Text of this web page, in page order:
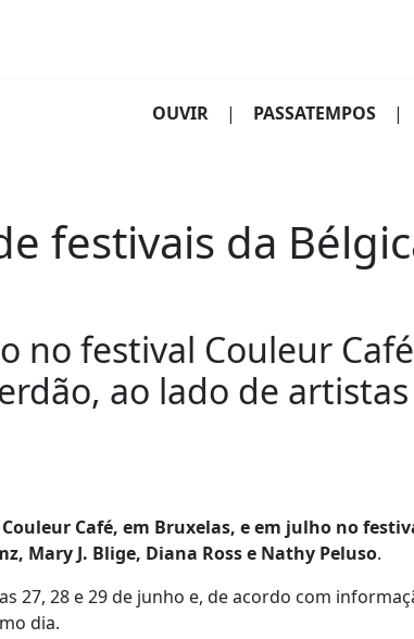
OUVIR (CURRENT)
| PASSATEMPOS |
festivais da
festival Couleur
ao lado de
Café, em Bruxelas, e em julho no
Mary J. Blige, Diana Ross e Nathy Peluso.
27, 28 e 29 de junho e, de acordo com
dia.